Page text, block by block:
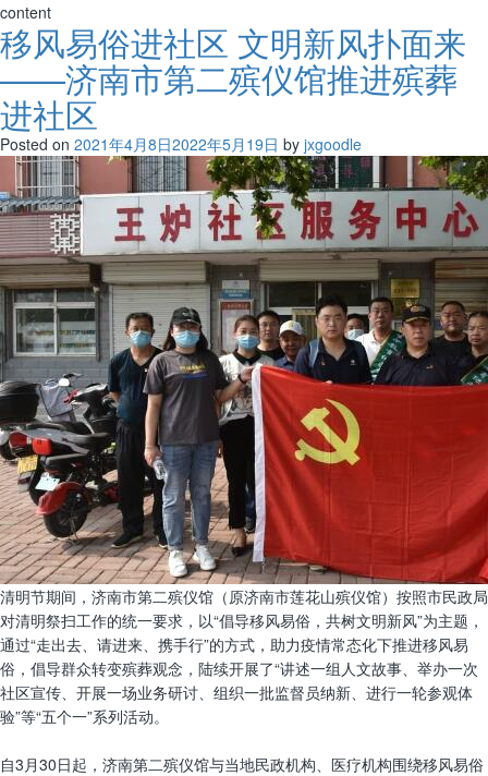
content
移风易俗进社区 文明新风扑面来
——济南市第二殡仪馆推进殡葬
进社区
Posted on 2021年4月8日2022年5月19日 by jxgoodle
清明节期间，济南市第二殡仪馆（原济南市莲花山殡仪馆）按照市民政局
对清明祭扫工作的统一要求，以“倡导移风易俗，共树文明新风”为主题，
通过“走出去、请进来、携手行”的方式，助力疫情常态化下推进移风易
俗，倡导群众转变殡葬观念，陆续开展了“讲述一组人文故事、举办一次
社区宣传、开展一场业务研讨、组织一批监督员纳新、进行一轮参观体
验”等“五个一”系列活动。
自3月30日起，济南第二殡仪馆与当地民政机构、医疗机构围绕移风易俗